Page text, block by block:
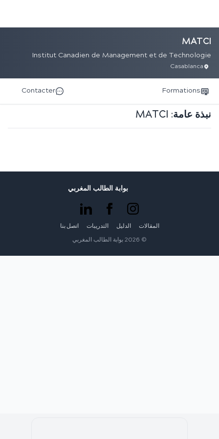
MATCI
Institut Canadien de Management et de Technologie
Casablanca
Formations
Contacter
نبذة عامة: MATCI
بوابة الطالب المغربي
المقالات الدليل التدريبات اتصل بنا
©
2026 بوابة الطالب المغربي